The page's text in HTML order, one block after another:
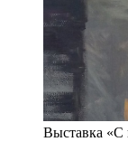
Выставка «С